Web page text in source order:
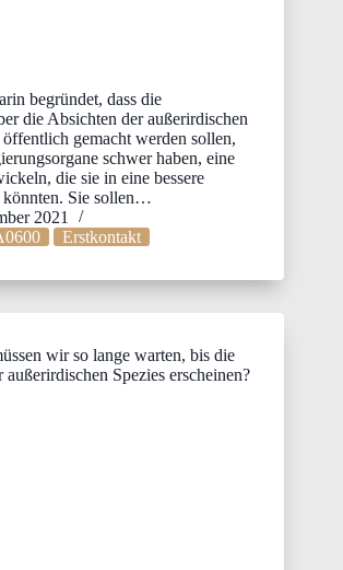
begründet, dass die
die Absichten der außerirdischen
öffentlich gemacht werden sollen,
schwer haben, eine
die sie in eine bessere
könnten. Sie sollen…
2021
Erstkontakt
wir so lange warten, bis die
außerirdischen Spezies erscheinen?